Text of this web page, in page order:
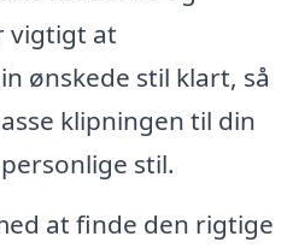
vigtigt at
ønskede stil klart, så
klipningen til din
stil.
at finde den rigtige